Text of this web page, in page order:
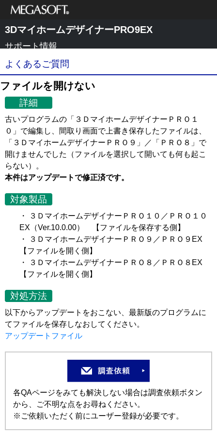
メガソフト株式
会社
3DマイホームデザイナーPRO9EX
サポート情報
よくあるご質問
ファイルを開けない
詳細
古いプログラムの「３ＤマイホームデザイナーＰＲＯ１
０」で編集し、間取り画面で上書き保存したファイルは、
「３ＤマイホームデザイナーＰＲＯ９」／「ＰＲＯ８」で
開けませんでした（ファイルを選択して開いても何も起こ
らない）。
本件はアップデートで修正済です。
対象製品
・ ３ＤマイホームデザイナーＰＲＯ１０／ＰＲＯ１０
EX（Ver.10.0.00） 【ファイルを保存する側】
・ ３ＤマイホームデザイナーＰＲＯ９／ＰＲＯ９EX
【ファイルを開く側】
・ ３ＤマイホームデザイナーＰＲＯ８／ＰＲＯ８EX
【ファイルを開く側】
対処方法
以下からアップデートをおこない、最新版のプログラムに
てファイルを保存しなおしてください。
アップデートファイル
各QAページをみても解決しない場合は調査依頼ボタン
から、ご不明な点をお尋ねください。
※ご依頼いただく前にユーザー登録が必要です。